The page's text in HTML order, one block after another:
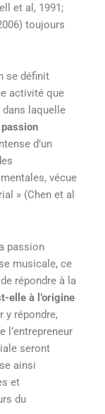
et al, 1991;
toujours
se définit
activité que
dans laquelle
passion
d’un
vécue
» (Chen et al
passion
musicale, ce
répondre à la
elle à l’origine
y répondre,
l’entrepreneur
seront
ainsi
et
du